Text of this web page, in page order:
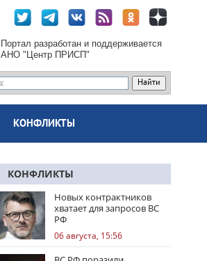
Портал разработан и поддерживается
АНО "Центр ПРИСП"
КОНФЛИКТЫ
КОНФЛИКТЫ
Новых контрактников
хватает для запросов ВС
РФ
06 августа, 15:56